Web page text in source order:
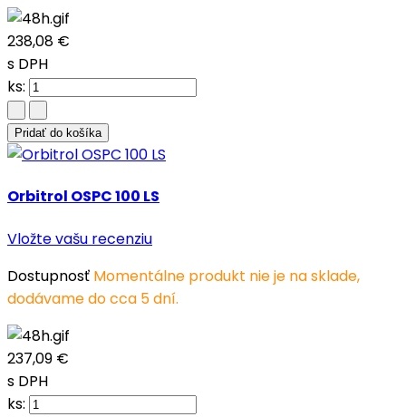
238,08 €
s DPH
ks:
Pridať do košíka
Orbitrol OSPC 100 LS
Vložte vašu recenziu
Dostupnosť Momentálne produkt nie je na sklade,
dodávame do cca 5 dní.
237,09 €
s DPH
ks: